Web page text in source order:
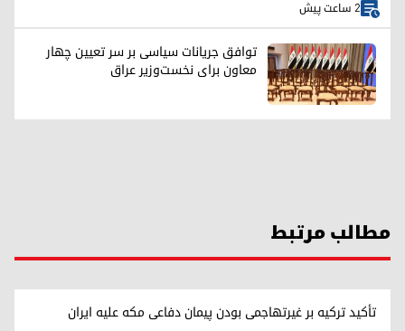
2 ساعت پیش
توافق جریانات سیاسی بر سر تعیین چهار
معاون برای نخست‌وزیر عراق
مطالب مرتبط
تأکید ترکیه بر غیرتهاجمی بودن پیمان دفاعی مکه علیه ایران